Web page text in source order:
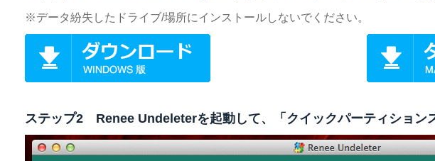
※データ紛失したドライブ/場所にインストールしないでください。
ステップ2 Renee Undeleterを起動して、「クイックパーティション